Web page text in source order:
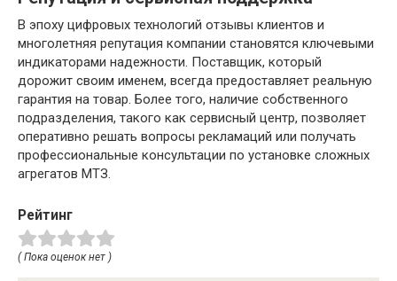
В эпоху цифровых технологий отзывы клиентов и
многолетняя репутация компании становятся ключевыми
индикаторами надежности. Поставщик, который
дорожит своим именем, всегда предоставляет реальную
гарантия на товар. Более того, наличие собственного
подразделения, такого как сервисный центр, позволяет
оперативно решать вопросы рекламаций или получать
профессиональные консультации по установке сложных
агрегатов МТЗ.
Рейтинг
( Пока оценок нет )